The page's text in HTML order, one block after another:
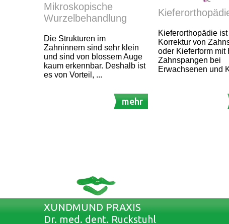
Mikroskopische
Wurzelbehandlung
Die Strukturen im
Zahninnern sind sehr klein
und sind von blossem Auge
kaum erkennbar. Deshalb ist
es von Vorteil, ...
mehr
Kieferorthopädie
Korrektur von
oder Kieferform mit
Zahnspangen bei
Erwachsenen und
XUNDMUND PRAXIS
Dr. med. dent. Ruckstuhl